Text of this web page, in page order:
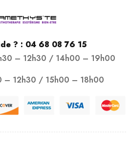
? : 04 68 08 76 15
– 12h30 / 14h00 – 19h00
– 12h30 / 15h00 – 18h00